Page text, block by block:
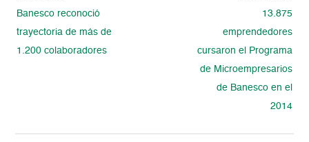
Banesco reconoció
trayectoria de más de
1.200 colaboradores
13.875
emprendedores
cursaron el Programa
de Microempresarios
de Banesco en el
2014